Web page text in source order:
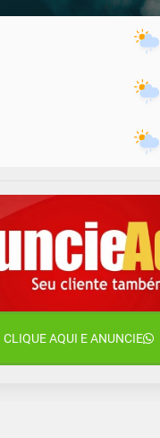
CLIQUE AQUI E ANUNCIE